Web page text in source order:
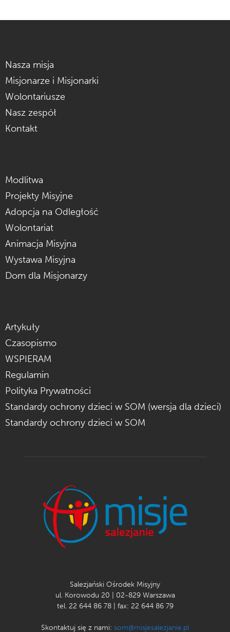
Nasza misja
Misjonarze i Misjonarki
Wolontariusze
Nasz zespół
Kontakt
Modlitwa
Projekty Misyjne
Adopcja na Odległość
Wolontariat
Animacja Misyjna
Wystawa Misyjna
Dom dla Misjonarzy
Artykuły
Czasopismo
WSPIERAM
Regulamin
Polityka Prywatności
Standardy ochrony dzieci w SOM (wersja dla dzieci)
Standardy ochrony dzieci w SOM
Salezjański Ośrodek Misyjny
ul. Korowodu 20 | 02-829 Warszawa
tel. 22 644 86 78 | fax: 22 644 86 79
Skontaktuj się z nami: som@misjesalezjanie.pl